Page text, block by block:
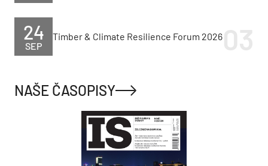
SEP
24 Timber & Climate Resilience Forum 2026
NAŠE ČASOPISY